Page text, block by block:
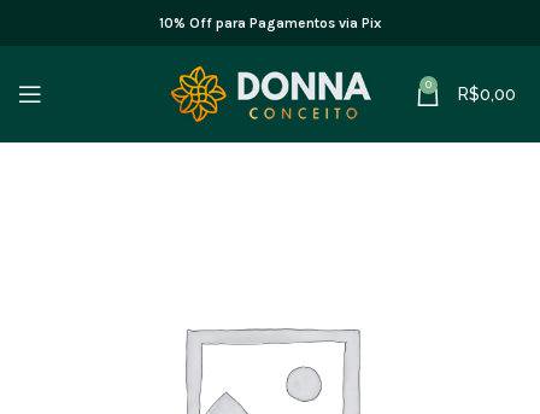
10% Off para Pagamentos via Pix
0 R$0,00